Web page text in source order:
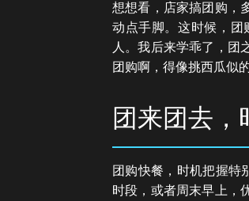
想想看，店家搞团购，
动点手脚。这时候，
人。我后来学乖了，团
团购啊，得像挑西瓜似
团来团去，
团购快餐，时机把握特
时段，或者周末早上，